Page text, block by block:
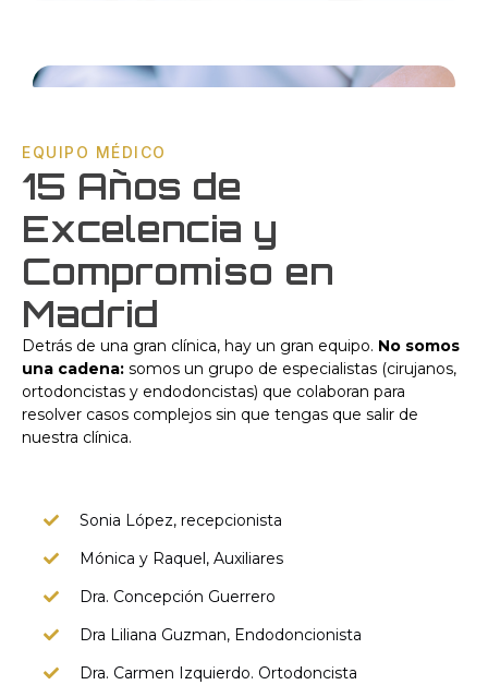
EQUIPO MÉDICO
15 Años de
Excelencia y
Compromiso en
Madrid
Detrás de una gran clínica, hay un gran equipo. No somos
una cadena: somos un grupo de especialistas (cirujanos,
ortodoncistas y endodoncistas) que colaboran para
resolver casos complejos sin que tengas que salir de
nuestra clínica.
Sonia López, recepcionista
Mónica y Raquel, Auxiliares
Dra. Concepción Guerrero
Dra Liliana Guzman, Endodoncionista
Dra. Carmen Izquierdo. Ortodoncista